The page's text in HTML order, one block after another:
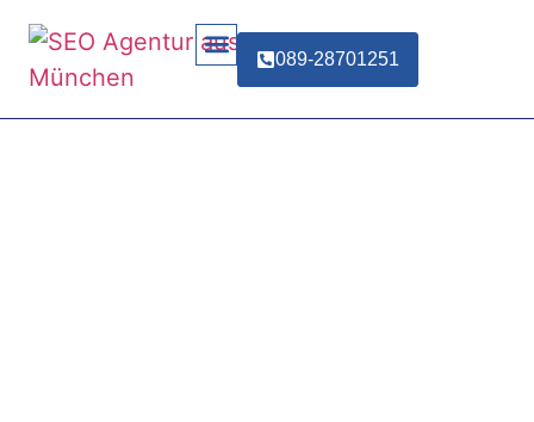
089-28701251